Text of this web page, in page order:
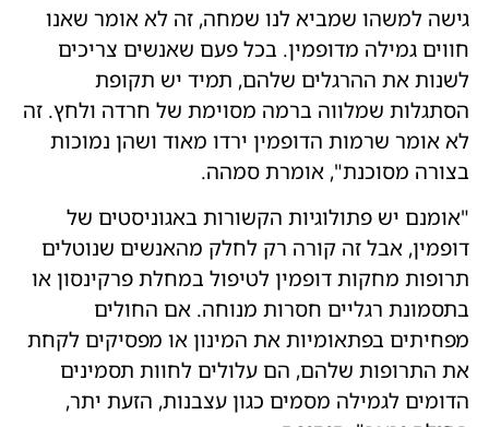
גישה למשהו שמביא לנו שמחה, זה לא אומר שאנו
חווים גמילה מדופמין. בכל פעם שאנשים צריכים
לשנות את ההרגלים שלהם, תמיד יש תקופת
הסתגלות שמלווה ברמה מסוימת של חרדה ולחץ. זה
לא אומר שרמות הדופמין ירדו מאוד ושהן נמוכות
בצורה מסוכנת", אומרת סמהה.
"אומנם יש פתולוגיות הקשורות באגוניסטים של
דופמין, אבל זה קורה רק לחלק מהאנשים שנוטלים
תרופות מחקות דופמין לטיפול במחלת פרקינסון או
בתסמונת רגליים חסרות מנוחה. אם החולים
מפחיתים בפתאומיות את המינון או מפסיקים לקחת
את התרופות שלהם, הם עלולים לחוות תסמינים
הדומים לגמילה מסמים כגון עצבנות, הזעת יתר,